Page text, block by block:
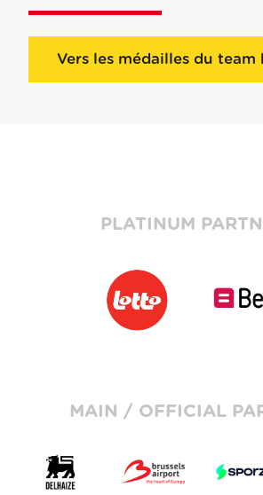
Vers les médailles du team
PLATINUM
MAIN / OFFICIAL